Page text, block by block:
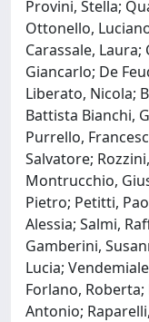
Provini, Stella;
Ottonello,
Carassale,
Giancarlo; De
Liberato, Nicola;
Battista Bianchi,
Purrello,
Salvatore;
Montrucchio,
Pietro; Petitti,
Alessia; Salmi,
Gamberini,
Lucia;
Forlano,
Antonio;